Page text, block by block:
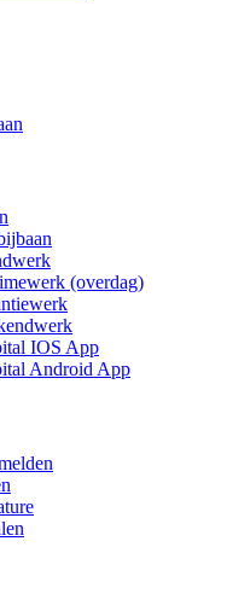
(overdag)
IOS App
Android App